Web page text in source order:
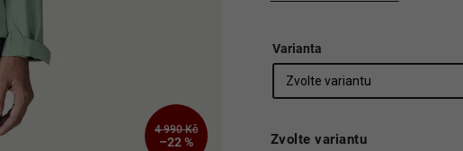
4 990 Kč
–22 %
Varianta
Zvolte variantu